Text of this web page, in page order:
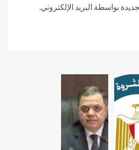
بواسطة البريد الإلكتروني.